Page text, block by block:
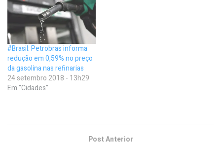
#Brasil: Petrobras informa
redução em 0,59% no preço
da gasolina nas refinarias
24 setembro 2018 - 13h29
Em "Cidades"
Post Anterior